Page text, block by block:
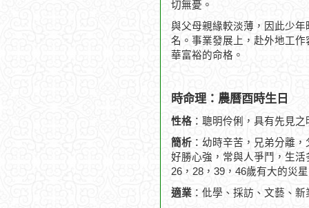
切無憂。
與父母親緣較淡薄，因此少
名。事業發展上，赴外地工
華富裕的命格。
時命理：農曆酉時生日
性格 ：聰明伶俐，具有先見
簡析 ：幼時辛苦，兄弟分離
好勝心強，常與人爭鬥，生
26，28，39，46歲有大的災
適業 ：仳學、採訪、文藝、